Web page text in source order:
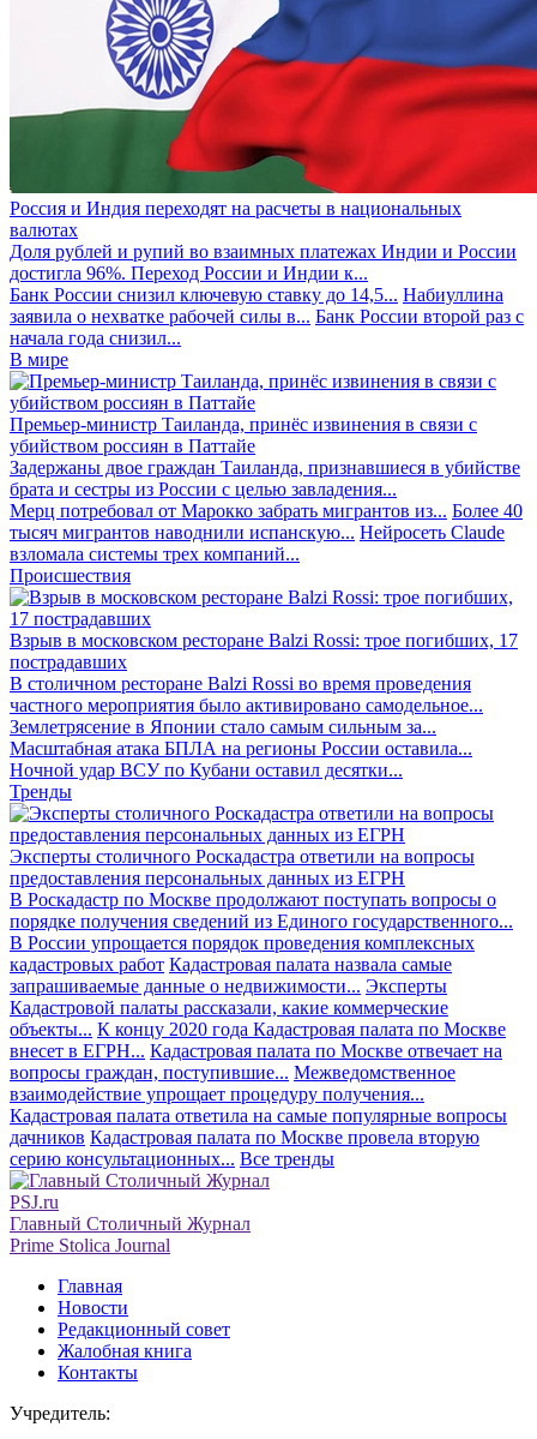
Россия и Индия переходят на расчеты в национальных
валютах
Доля рублей и рупий во взаимных платежах Индии и России
достигла 96%. Переход России и Индии к...
Банк России снизил ключевую ставку до 14,5... Набиуллина
заявила о нехватке рабочей силы в... Банк России второй раз с
начала года снизил...
В мире
Премьер-министр Таиланда, принёс извинения в связи с
убийством россиян в Паттайе
Задержаны двое граждан Таиланда, признавшиеся в убийстве
брата и сестры из России с целью завладения...
Мерц потребовал от Марокко забрать мигрантов из... Более 40
тысяч мигрантов наводнили испанскую... Нейросеть Claude
взломала системы трех компаний...
Происшествия
Взрыв в московском ресторане Balzi Rossi: трое погибших, 17
пострадавших
В столичном ресторане Balzi Rossi во время проведения
частного мероприятия было активировано самодельное...
Землетрясение в Японии стало самым сильным за...
Масштабная атака БПЛА на регионы России оставила...
Ночной удар ВСУ по Кубани оставил десятки...
Тренды
Эксперты столичного Роскадастра ответили на вопросы
предоставления персональных данных из ЕГРН
В Роскадастр по Москве продолжают поступать вопросы о
порядке получения сведений из Единого государственного...
В России упрощается порядок проведения комплексных
кадастровых работ Кадастровая палата назвала самые
запрашиваемые данные о недвижимости... Эксперты
Кадастровой палаты рассказали, какие коммерческие
объекты... К концу 2020 года Кадастровая палата по Москве
внесет в ЕГРН... Кадастровая палата по Москве отвечает на
вопросы граждан, поступившие... Межведомственное
взаимодействие упрощает процедуру получения...
Кадастровая палата ответила на самые популярные вопросы
дачников Кадастровая палата по Москве провела вторую
серию консультационных... Все тренды
PSJ.ru
Главный Столичный Журнал
Prime Stolica Journal
Главная
Новости
Редакционный совет
Жалобная книга
Контакты
Учредитель: